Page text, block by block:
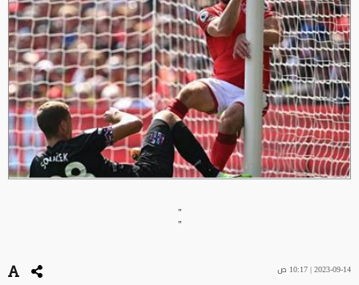
"
"
2023-09-14 | 10:17 ص